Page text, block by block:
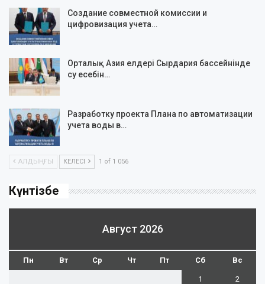
Создание совместной комиссии и
цифровизация учета…
Орталық Азия елдері Сырдария бассейнінде
су есебін…
Разработку проекта Плана по автоматизации
учета воды в…
АЛДЫҢҒЫ КЕЛЕСІ 1 of 1 056
Күнтізбе
Август 2026
Пн Вт Ср Чт Пт Сб Вс
1 2